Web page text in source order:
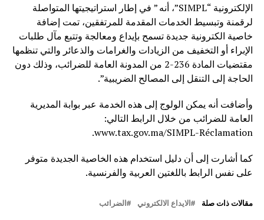
الإلكترونية “SIMPL”، أنه ” في إطار استراتيجيتها المتواصلة
لرقمنة وتبسيط الخدمات المقدمة للمرتفقين، تمت إضافة
خاصية الكترونية جديدة تسمح بإيداع ومعالجة وتتبع مآل طلبات
الإبراء أو التخفيف من الزيادات والغرامات والذعائر والتي تنظمها
مقتضيات المادة 236-2 من المدونة العامة للضرائب، وذلك دون
الحاجة إلى التنقل إلى المصالح الضريبية”.
وأضافت أنه يمكن الولوج إلى هذه الخدمة عبر بوابة المديرية
العامة للضرائب من خلال الرابط التالي:
www.tax.gov.ma/SIMPL-Réclamation.
كما أشارت إلى أن دليل استخدام هذه الخاصية الجديدة متوفر
على نفس الرابط باللغتين العربية والفرنسية.
مقالات ذات صلة الايداع الالكتروني الضرائب